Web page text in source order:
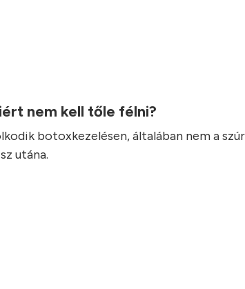
nem kell tőle félni?
botoxkezelésen, általában nem a
utána.